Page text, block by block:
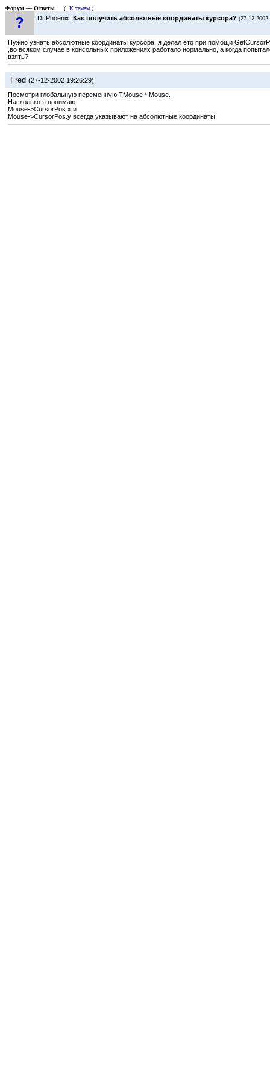
Форум — Ответы ( К темам )
? Dr.Phoenix: Как получить абсолютные координаты курсора? (27-12-2002
Нужно узнать абсолютные координаты курсора. я делал ето при помощи
,во всяком случае в консольных приложениях работало нормально, а когда
взять?
Fred (27-12-2002 19:26:29)
Посмотри глобальную переменную TMouse * Mouse.
Насколько я понимаю
Mouse->CursorPos.x и
Mouse->CursorPos.y всегда указывают на абсолютные координаты.